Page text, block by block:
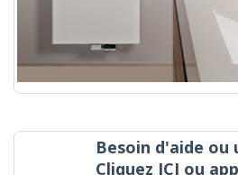
Besoin d'aide ou
Cliquez ICI ou